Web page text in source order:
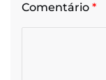
Comentário *